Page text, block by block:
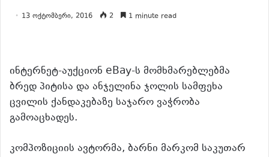
13 ოქტომბერი, 2016 2 1 minute read
ინტერნეტ-აუქციონ eBay-ს მომხმარებლებმა
ბრედ პიტისა და ანჯელინა ჯოლის სამფეხა
ცვილის ქანდაკებაზე საჯარო ვაჭრობა
გამოაცხადეს.
კომპოზიციის ავტორმა, ბარნი მარკომ საკუთარ